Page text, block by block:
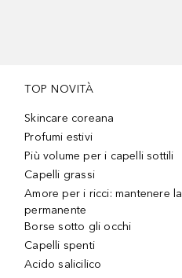
TOP NOVITÀ
Skincare coreana
Profumi estivi
Più volume per i capelli sottili
Capelli grassi
Amore per i ricci: mantenere la
permanente
Borse sotto gli occhi
Capelli spenti
Acido salicilico